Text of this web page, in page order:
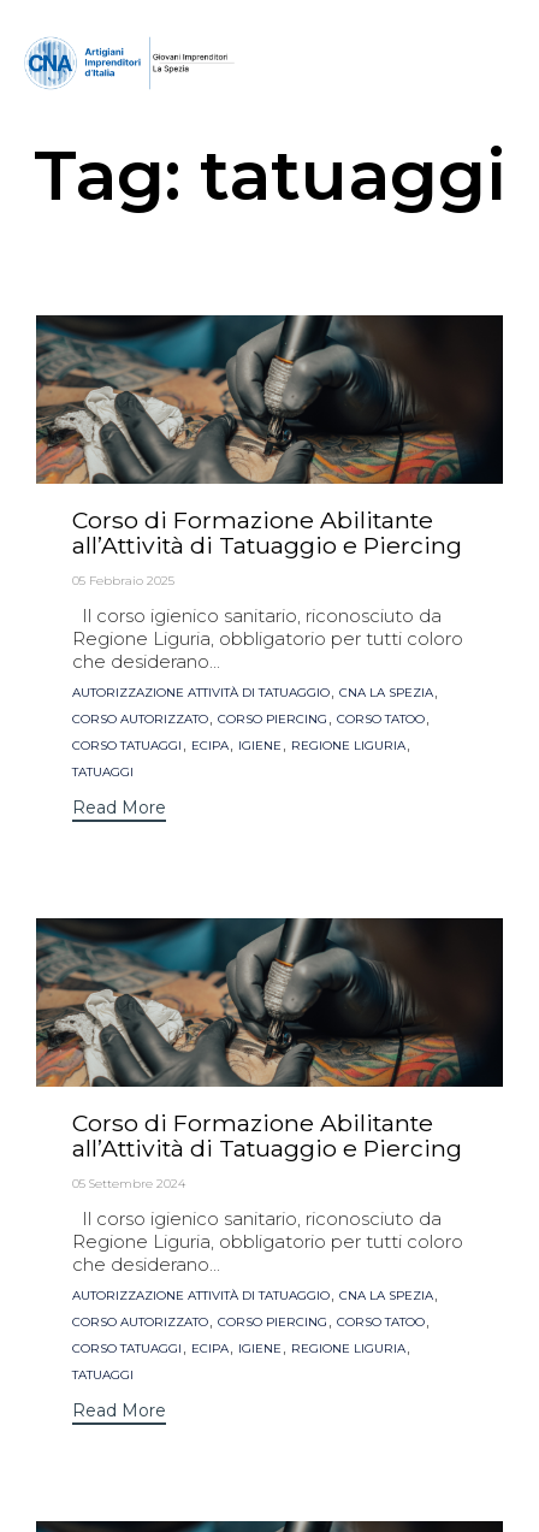
Tag: tatuaggi
Corso di Formazione Abilitante
all’Attività di Tatuaggio e Piercing
05 Febbraio 2025
Il corso igienico sanitario, riconosciuto da
Regione Liguria, obbligatorio per tutti coloro
che desiderano...
Tags
AUTORIZZAZIONE ATTIVITÀ DI TATUAGGIO, CNA LA SPEZIA,
CORSO AUTORIZZATO, CORSO PIERCING , CORSO TATOO,
CORSO TATUAGGI , ECIPA, IGIENE , REGIONE LIGURIA,
TATUAGGI
Read More
Corso di Formazione Abilitante
all’Attività di Tatuaggio e Piercing
05 Settembre 2024
Il corso igienico sanitario, riconosciuto da
Regione Liguria, obbligatorio per tutti coloro
che desiderano...
Tags
AUTORIZZAZIONE ATTIVITÀ DI TATUAGGIO, CNA LA SPEZIA,
CORSO AUTORIZZATO, CORSO PIERCING , CORSO TATOO,
CORSO TATUAGGI , ECIPA, IGIENE , REGIONE LIGURIA,
TATUAGGI
Read More